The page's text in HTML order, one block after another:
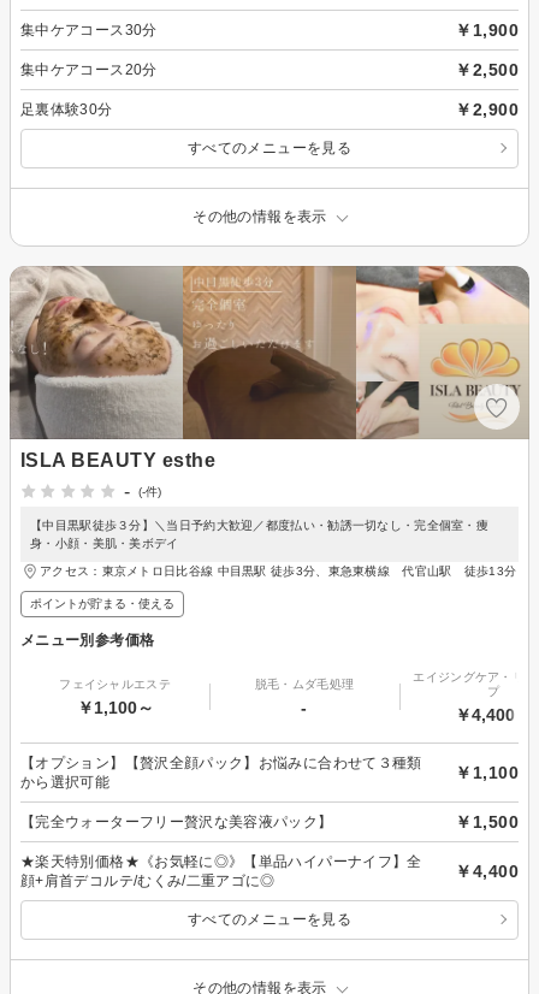
集中ケアコース30分 ￥1,900
集中ケアコース20分 ￥2,500
足裏体験30分 ￥2,900
すべてのメニューを見る
その他の情報を表示
ISLA BEAUTY esthe
-
(-件)
【中目黒駅徒歩３分】＼当日予約大歓迎／都度払い・勧誘一切なし・完全個室・痩
身・小顔・美肌・美ボデイ
アクセス：東京メトロ日比谷線 中目黒駅 徒歩3分、東急東横線 代官山駅 徒歩13分
ポイントが貯まる・使える
メニュー別参考価格
フェイシャルエステ
￥1,100～
脱毛・ムダ毛処理
-
エイジングケア・リ
プ
￥4,400～
【オプション】【贅沢全顔パック】お悩みに合わせて３種類
から選択可能
￥1,100
【完全ウォーターフリー贅沢な美容液パック】 ￥1,500
★楽天特別価格★《お気軽に◎》【単品ハイパーナイフ】全
顔+肩首デコルテ/むくみ/二重アゴに◎
￥4,400
すべてのメニューを見る
その他の情報を表示